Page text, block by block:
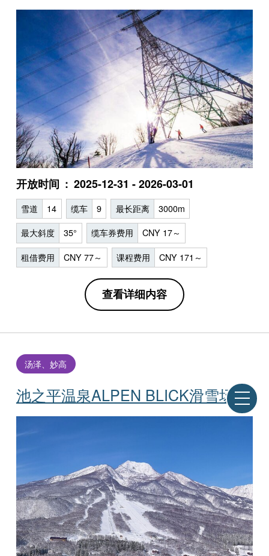
开放时间 2025-12-31 - 2026-03-01
雪道 14 缆车 9 最长距离 3000m
最大斜度 35° 缆车券费用 CNY 17～
租借费用 CNY 77～ 课程费用 CNY 171～
查看详细内容
池之平温泉ALPEN BLICK滑雪场
汤泽、妙高